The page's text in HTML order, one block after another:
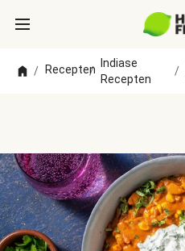
/ Recepten
/
Indiase
Recepten
/